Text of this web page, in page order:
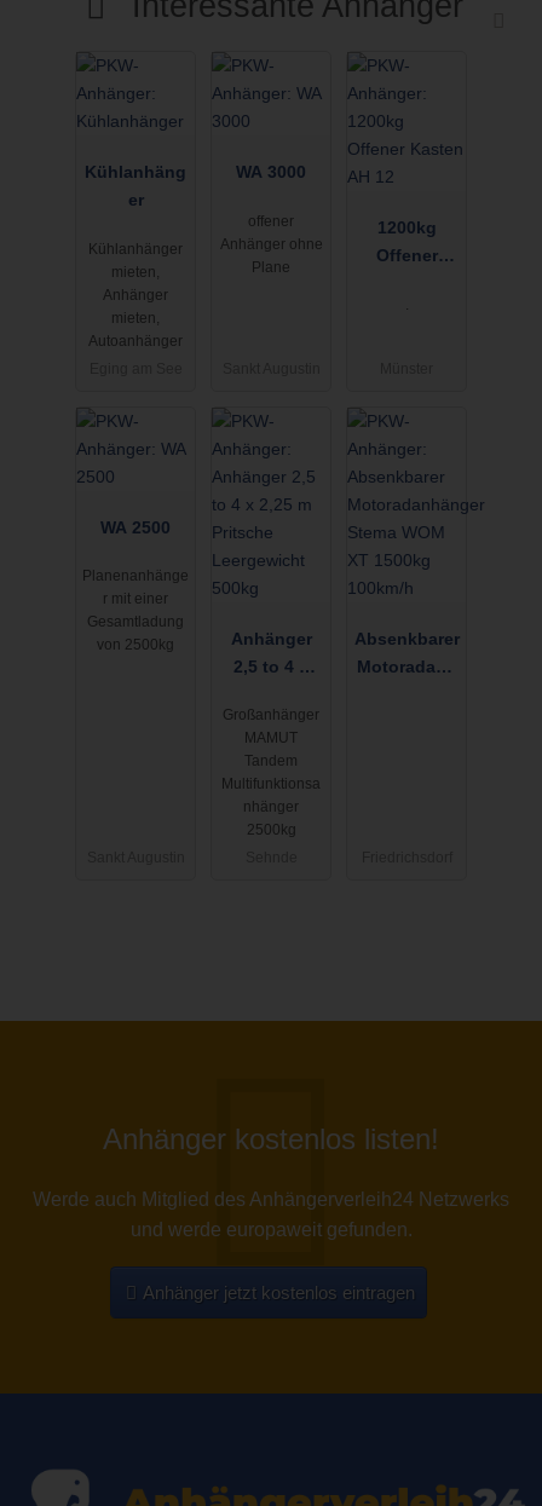
Kühlanhäng
er
Kühlanhänger
mieten,
Anhänger
mieten,
Autoanhänger
WA 3000
offener
Anhänger ohne
Plane
1200kg
Offener
12.
WA 2500
Planenanhänge
r mit einer
Gesamtladung
von 2500kg
Anhänger
2,5 to 4 x
Pritsche
500kg
Großanhänger
MAMUT
Tandem
Multifunktionsa
nhänger
2500kg
Absenkbarer
Motoradanh
Anhänger kostenlos listen!
Werde auch Mitglied des Anhängerverleih24 Netzwerks
und werde europaweit gefunden.
Anhänger jetzt kostenlos eintragen